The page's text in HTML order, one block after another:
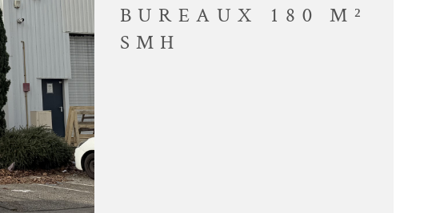
BUREAUX 180 M²
SMH